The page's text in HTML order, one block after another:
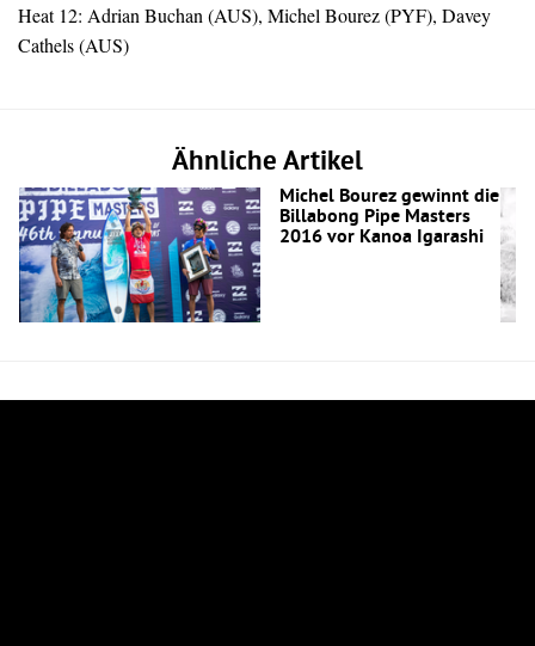
Heat 12: Adrian Buchan (AUS), Michel Bourez (PYF), Davey
Cathels (AUS)
Ähnliche Artikel
Michel Bourez gewinnt die
Billabong Pipe Masters
2016 vor Kanoa Igarashi